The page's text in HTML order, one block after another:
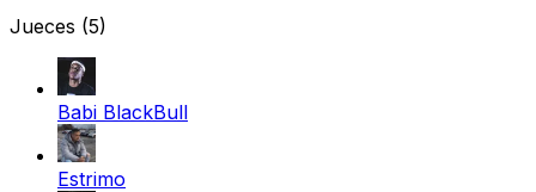
Jueces (5)
Babi BlackBull
Estrimo